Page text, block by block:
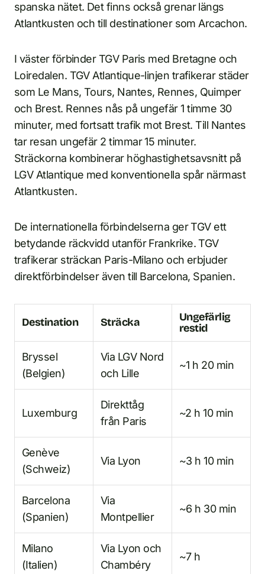
spanska nätet. Det finns också grenar längs
Atlantkusten och till destinationer som Arcachon.
I väster förbinder TGV Paris med Bretagne och
Loiredalen. TGV Atlantique-linjen trafikerar städer
som Le Mans, Tours, Nantes, Rennes, Quimper
och Brest. Rennes nås på ungefär 1 timme 30
minuter, med fortsatt trafik mot Brest. Till Nantes
tar resan ungefär 2 timmar 15 minuter.
Sträckorna kombinerar höghastighetsavsnitt på
LGV Atlantique med konventionella spår närmast
Atlantkusten.
De internationella förbindelserna ger TGV ett
betydande räckvidd utanför Frankrike. TGV
trafikerar sträckan Paris-Milano och erbjuder
direktförbindelser även till Barcelona, Spanien.
Destination Sträcka
Ungefärlig
restid
Bryssel
(Belgien)
Via LGV Nord
och Lille
~1 h 20 min
Luxemburg
Direkttåg
från Paris
~2 h 10 min
Genève
(Schweiz)
Via Lyon ~3 h 10 min
Barcelona
(Spanien)
Via
Montpellier
~6 h 30 min
Milano
(Italien)
Via Lyon och
Chambéry
~7 h